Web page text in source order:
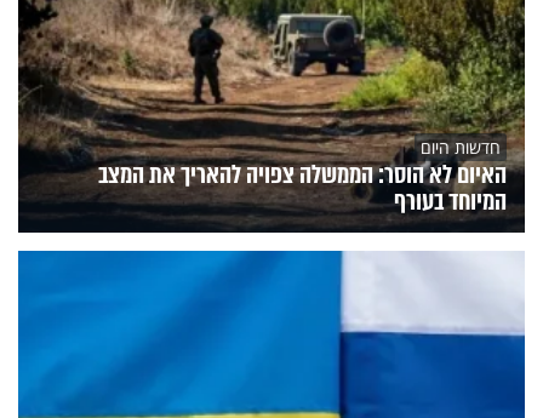
חדשות היום
האיום לא הוסר: הממשלה צפויה להאריך את המצב
המיוחד בעורף